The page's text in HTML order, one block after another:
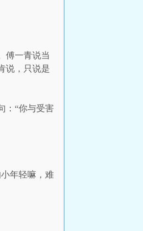
傅一青说当
说，只说是
：“你与受害
年轻嘛，难